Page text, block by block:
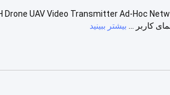
بیشتر ببینید